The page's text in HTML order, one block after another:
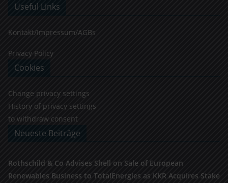
Useful Links
Kontakt/Impressum/AGBs
Privacy Policy
Cookies
Change privacy settings
History of privacy settings
to withdraw consent
Neueste Beiträge
Rothschild & Co Advises Shell on Sale of European
Renewables Business to TotalEnergies as KKR Acquires Stake